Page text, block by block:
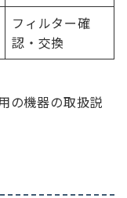
フィルター確
認・交換
の機器の取扱説